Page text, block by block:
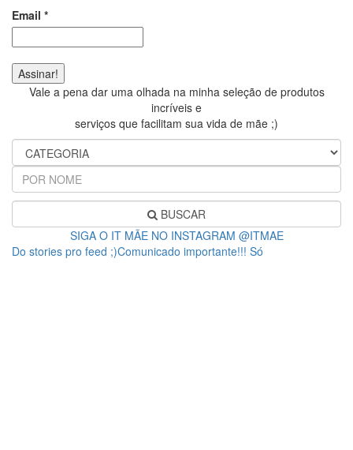
Email *
Vale a pena dar uma olhada na minha seleção de produtos
incríveis e
serviços que facilitam sua vida de mãe ;)
BUSCAR
SIGA O IT MÃE NO INSTAGRAM @ITMAE
Do stories pro feed ;)Comunicado importante!!! Só